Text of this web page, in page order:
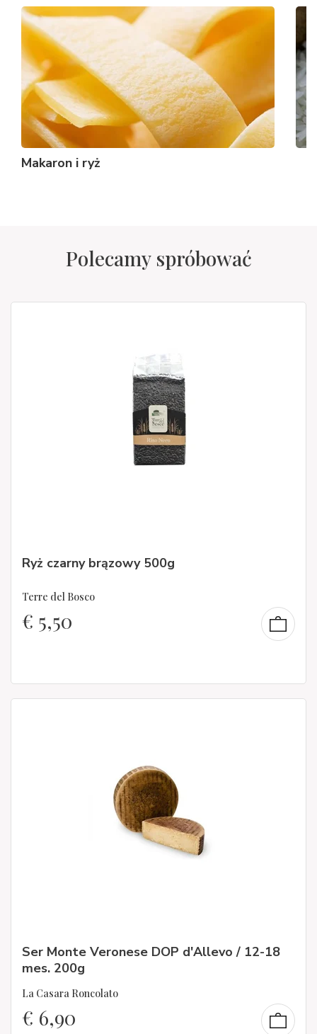
Makaron i ryż
Polecamy spróbować
Ryż czarny brązowy 500g
Terre del Bosco
€ 5,50
Ser Monte Veronese DOP d'Allevo / 12-18
mes. 200g
La Casara Roncolato
€ 6,90